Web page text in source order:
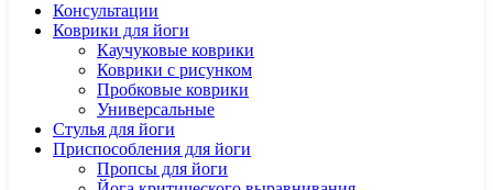
Консультации
Коврики для йоги
Каучуковые коврики
Коврики с рисунком
Пробковые коврики
Универсальные
Стулья для йоги
Приспособления для йоги
Пропсы для йоги